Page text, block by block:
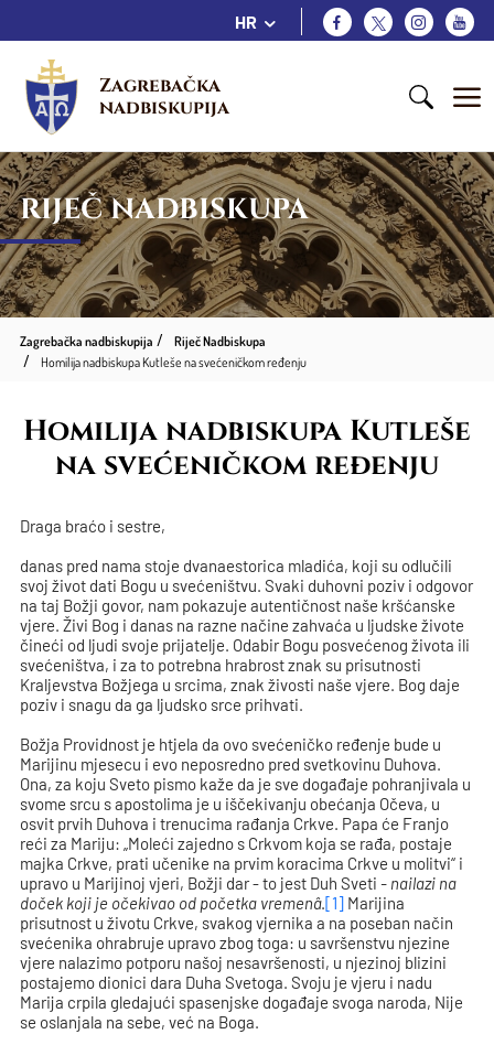
HR
Zagrebačka
nadbiskupija
RIJEČ NADBISKUPA
Zagrebačka nadbiskupija
Riječ Nadbiskupa
Homilija nadbiskupa Kutleše na svećeničkom ređenju
Homilija nadbiskupa Kutleše
na svećeničkom ređenju
Draga braćo i sestre,
danas pred nama stoje dvanaestorica mladića, koji su odlučili
svoj život dati Bogu u svećeništvu. Svaki duhovni poziv i odgovor
na taj Božji govor, nam pokazuje autentičnost naše kršćanske
vjere. Živi Bog i danas na razne načine zahvaća u ljudske živote
čineći od ljudi svoje prijatelje. Odabir Bogu posvećenog života ili
svećeništva, i za to potrebna hrabrost znak su prisutnosti
Kraljevstva Božjega u srcima, znak živosti naše vjere. Bog daje
poziv i snagu da ga ljudsko srce prihvati.
Božja Providnost je htjela da ovo svećeničko ređenje bude u
Marijinu mjesecu i evo neposredno pred svetkovinu Duhova.
Ona, za koju Sveto pismo kaže da je sve događaje pohranjivala u
svome srcu s apostolima je u iščekivanju obećanja Očeva, u
osvit prvih Duhova i trenucima rađanja Crkve. Papa će Franjo
reći za Mariju: „Moleći zajedno s Crkvom koja se rađa, postaje
majka Crkve, prati učenike na prvim koracima Crkve u molitvi“ i
upravo u Marijinoj vjeri, Božji dar - to jest Duh Sveti- nailazi na
doček koji je očekivao od početka vremenâ.[1] Marijina
prisutnost u životu Crkve, svakog vjernika a na poseban način
svećenika ohrabruje upravo zbog toga: u savršenstvu njezine
vjere nalazimo potporu našoj nesavršenosti, u njezinoj blizini
postajemo dionici dara Duha Svetoga. Svoju je vjeru i nadu
Marija crpila gledajući spasenjske događaje svoga naroda, Nije
se oslanjala na sebe, već na Boga.